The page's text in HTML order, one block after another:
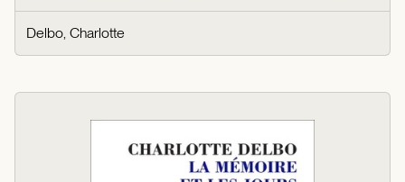
Delbo, Charlotte